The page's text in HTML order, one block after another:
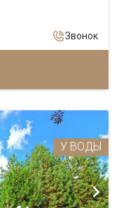
Звонок
У ВОДЫ